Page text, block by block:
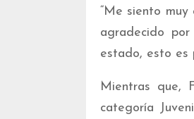
“Me siento
agradecido
estado, esto es
Mientras que,
categoría